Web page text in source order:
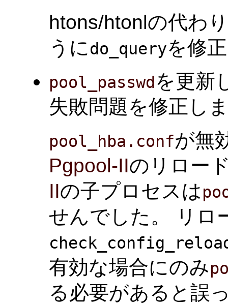
htons/htonlの代わ
うに do_queryを修
pool_passwdを更新
失敗問題を修正し
pool_hba.confが無
Pgpool-IIのリロー
IIの子プロセスは
せんでした。 リロ
有効な場合にのみ
る必要があると誤